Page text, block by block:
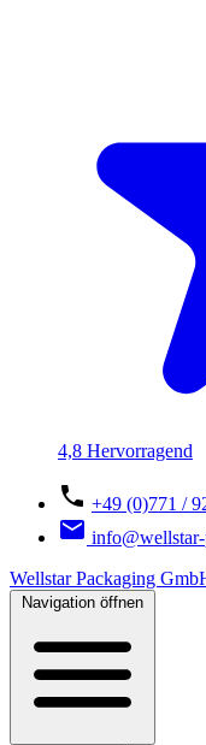
4,8 Hervorragend
+49 (0)771 /
Wellstar Packaging
Navigation öffnen